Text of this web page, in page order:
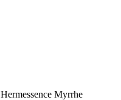
Hermessence Myrrhe